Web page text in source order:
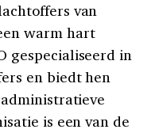
van
warm hart
gespecialiseerd in
en biedt hen
is een van de